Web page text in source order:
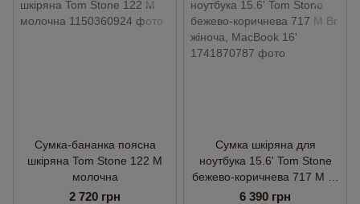
Сумка-бананка поясна
шкіряна Tom Stone 122 М
молочна
2 720 грн
Сумка шкіряна для
ноутбука 15.6' Tom Stone
бежево-коричнева 717 M Br
жіноча, MacBook 16'
6 390 грн